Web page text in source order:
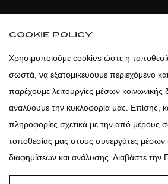
atticadps
COOKIE POLICY
Χρησιμοποιούμε cookies ώστε η
σωστά, να εξατομικεύουμε περιεχόμενο
παρέχουμε λειτουργίες μέσων κοινωνικής
αναλύουμε την κυκλοφορία μας. Επίσης,
πληροφορίες σχετικά με την από μέρους
τοποθεσίας μας στους συνεργάτες μέσων
διαφημίσεων και ανάλυσης. Διαβάστε την